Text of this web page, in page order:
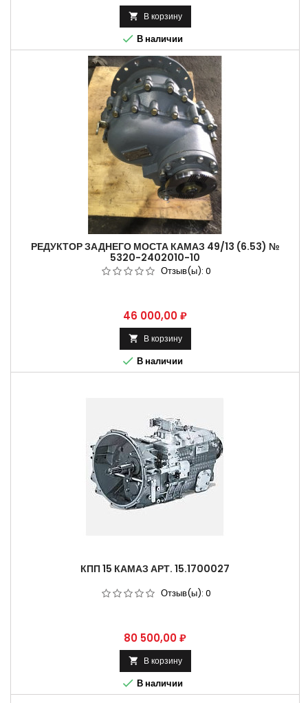
 В корзину
 В наличии
РЕДУКТОР ЗАДНЕГО МОСТА КАМАЗ 49/13 (6.53) №
5320-2402010-10
Отзыв(ы): 0
Цена
46 000,00 ₽
 В корзину
 В наличии
КПП 15 КАМАЗ АРТ. 15.1700027
Отзыв(ы): 0
Цена
80 500,00 ₽
 В корзину
 В наличии